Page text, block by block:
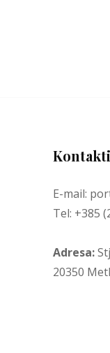
E-mail:
Tel: +385
Adresa:
20350